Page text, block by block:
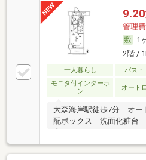
9.20
管理
1
2階 /
一人暮らし バス・
モニタ付インターホ
ン
オート
大森海岸駅徒歩7分 オ
配ボックス 洗面化粧台